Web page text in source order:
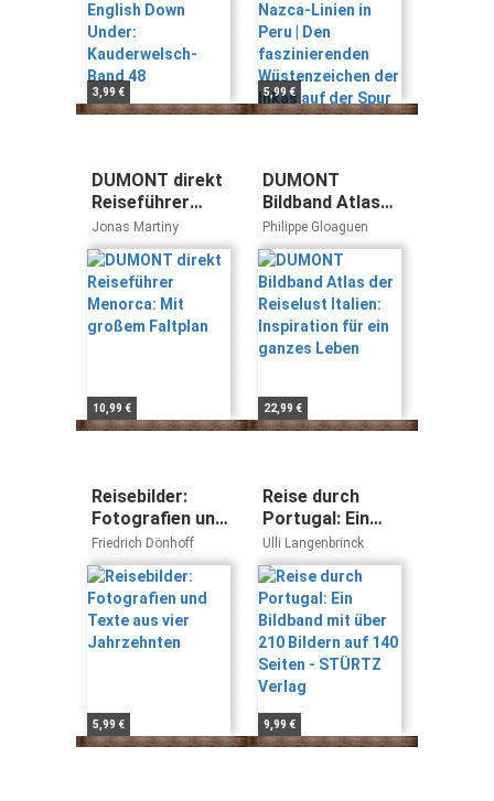
3,99 €
der Inkas auf der
Spur
5,99 €
DUMONT direkt
Reiseführer
Menorca: Mit
großem Faltplan
Jonas Martiny
10,99 €
DUMONT
Bildband Atlas
der Reiselust
Italien:
Inspiration für
ein ganzes
Leben
Philippe Gloaguen
22,99 €
Reisebilder:
Fotografien und
Texte aus vier
Jahrzehnten
Friedrich Dönhoff
5,99 €
Reise durch
Portugal: Ein
Bildband mit
über 210 Bildern
auf 140 Seiten -
STÜRTZ Verlag
Ulli Langenbrinck
9,99 €